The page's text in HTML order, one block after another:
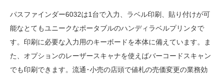
パスファインダー6032は1台で入力、ラベル印刷、貼り付けが可
能なとてもユニークなポータブルのハンディラベルプリンタで
す。印刷に必要な入力用のキーボードを本体に備えています。ま
た、オプションのレーザースキャナを使えばバーコードスキャン
でも印刷できます。流通･小売の店頭で値札の売価変更の業務効